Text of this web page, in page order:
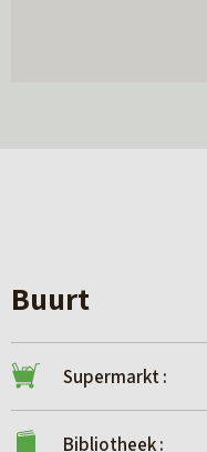
(inclusief
Buurt
Supermarkt :
Bibliotheek :